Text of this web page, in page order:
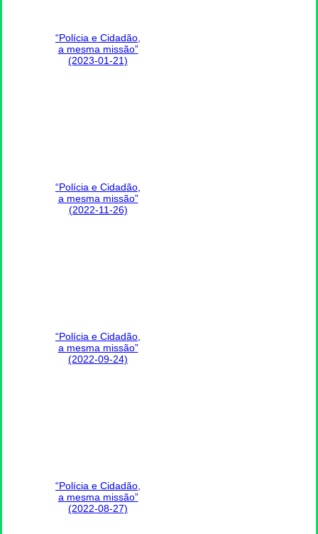
“Polícia e Cidadão,
a mesma missão”
(2023-01-21)
“Polícia e Cidadão,
a mesma missão”
(2022-11-26)
“Polícia e Cidadão,
a mesma missão”
(2022-09-24)
“Polícia e Cidadão,
a mesma missão”
(2022-08-27)